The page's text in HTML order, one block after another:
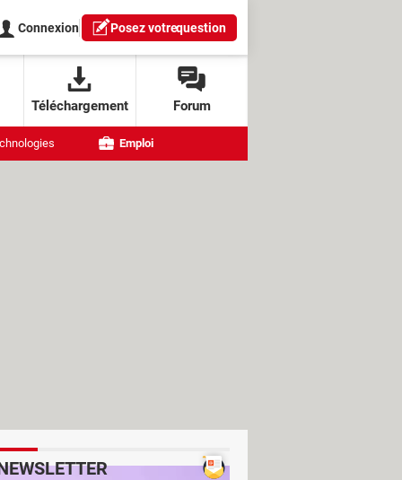
Connexion Posez votrequestion
Téléchargement Forum
Emploi